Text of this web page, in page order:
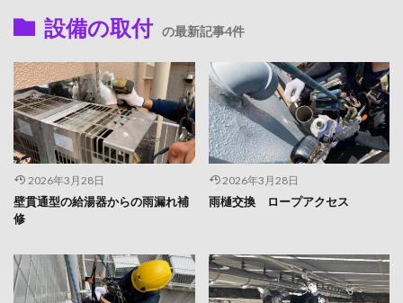
設備の取付 の最新記事4件
2026年3月28日
壁貫通型の給湯器からの雨漏れ補
修
2026年3月28日
雨樋交換 ロープアクセス